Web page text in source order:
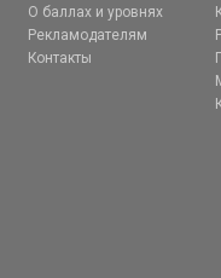
О баллах и уровнях
Рекламодателям
Контакты